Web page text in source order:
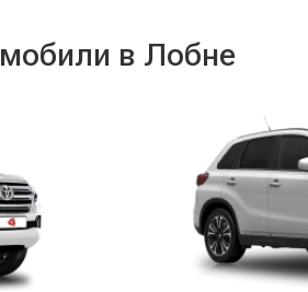
в Лобне